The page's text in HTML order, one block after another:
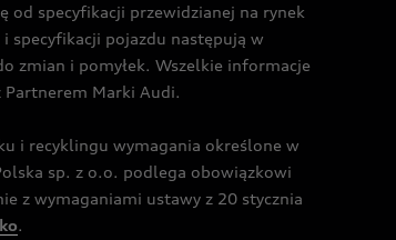
od specyfikacji przewidzianej na rynek
specyfikacji pojazdu następują w
zmian i pomyłek. Wszelkie informacje
Marki Audi.
i recyklingu wymagania określone w
sp. z o.o. podlega obowiązkowi
z wymaganiami ustawy z 20 stycznia
.